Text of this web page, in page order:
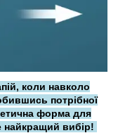
коли навколо
потрібної
форма для
найкращий вибір!